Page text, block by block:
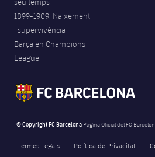
seu temps
1899-1909. Naixement
i supervivència
Barça en Champions
League
© Copyright FC Barcelona Pàgina Oficial del FC
Termes Legals Política de Privacitat